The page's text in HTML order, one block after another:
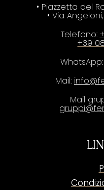
• Piazzetta del
• Via
Telefono:
+39
WhatsApp:
Mail:
Mail